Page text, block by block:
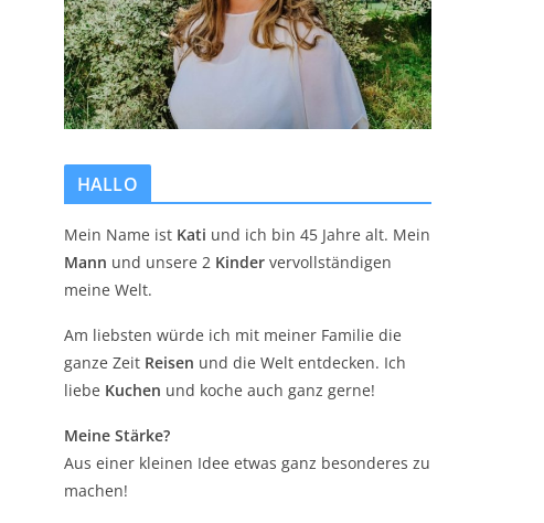
HALLO
Mein Name ist Kati und ich bin 45 Jahre alt. Mein
Mann und unsere 2 Kinder vervollständigen
meine Welt.
Am liebsten würde ich mit meiner Familie die
ganze Zeit Reisen und die Welt entdecken. Ich
liebe Kuchen und koche auch ganz gerne!
Meine Stärke?
Aus einer kleinen Idee etwas ganz besonderes zu
machen!